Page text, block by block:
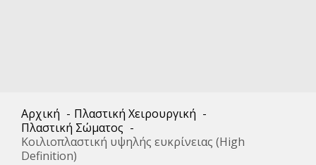
Αρχική - Πλαστική Χειρουργική -
Πλαστική Σώματος -
Κοιλιοπλαστική υψηλής ευκρίνειας (High
Definition)